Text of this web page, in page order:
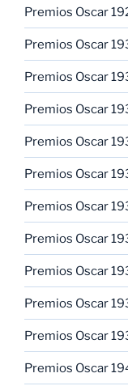
Premios Oscar
Premios Oscar
Premios Oscar
Premios Oscar
Premios Oscar
Premios Oscar
Premios Oscar
Premios Oscar
Premios Oscar
Premios Oscar
Premios Oscar
Premios Oscar